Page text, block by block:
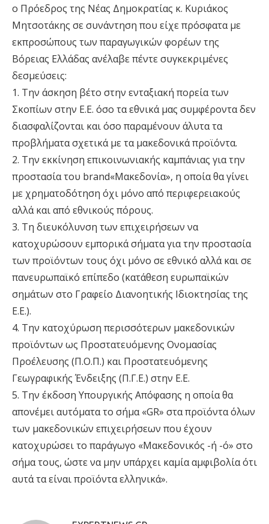
ο Πρόεδρος της Νέας Δημοκρατίας κ. Κυριάκος
Μητσοτάκης σε συνάντηση που είχε πρόσφατα με
εκπροσώπους των παραγωγικών φορέων της
Βόρειας Ελλάδας ανέλαβε πέντε συγκεκριμένες
δεσμεύσεις:
1. Την άσκηση βέτο στην ενταξιακή πορεία των
Σκοπίων στην Ε.Ε. όσο τα εθνικά μας συμφέροντα δεν
διασφαλίζονται και όσο παραμένουν άλυτα τα
προβλήματα σχετικά με τα μακεδονικά προϊόντα.
2. Την εκκίνηση επικοινωνιακής καμπάνιας για την
προστασία του brand«Μακεδονία», η οποία θα γίνει
με χρηματοδότηση όχι μόνο από περιφερειακούς
αλλά και από εθνικούς πόρους.
3. Τη διευκόλυνση των επιχειρήσεων να
κατοχυρώσουν εμπορικά σήματα για την προστασία
των προϊόντων τους όχι μόνο σε εθνικό αλλά και σε
πανευρωπαϊκό επίπεδο (κατάθεση ευρωπαϊκών
σημάτων στο Γραφείο Διανοητικής Ιδιοκτησίας της
Ε.Ε.).
4. Την κατοχύρωση περισσότερων μακεδονικών
προϊόντων ως Προστατευόμενης Ονομασίας
Προέλευσης (Π.Ο.Π.) και Προστατευόμενης
Γεωγραφικής Ένδειξης (Π.Γ.Ε.) στην Ε.Ε.
5. Την έκδοση Υπουργικής Απόφασης η οποία θα
απονέμει αυτόματα το σήμα «GR» στα προϊόντα όλων
των μακεδονικών επιχειρήσεων που έχουν
κατοχυρώσει το παράγωγο «Μακεδονικός -ή -ό» στο
σήμα τους, ώστε να μην υπάρχει καμία αμφιβολία ότι
αυτά τα είναι προϊόντα ελληνικά».